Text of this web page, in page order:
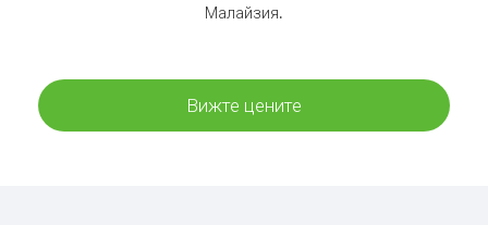
Малайзия.
Вижте цените